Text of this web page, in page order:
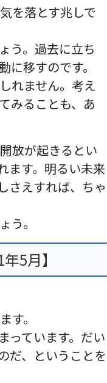
を落とす兆しで
う。過去に立ち
移すのです。
れません。考え
みることも、あ
放が起きるとい
ます。明るい未来
さえすれば、ちゃ
う。
5月】
す。
っています。だい
だ、ということを